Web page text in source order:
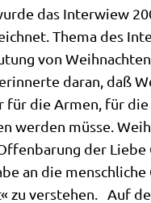
das Inter­wiew
The­ma des
von
dar­an, daß
für die Armen, für
wer­den müs­se.
der Lie­be
an die
zu ver­ste­hen. Auf